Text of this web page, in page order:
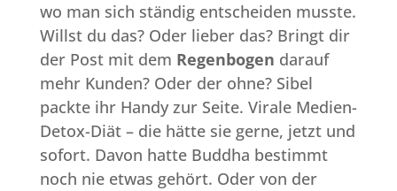
wo man sich ständig entscheiden musste.
Willst du das? Oder lieber das? Bringt dir
der Post mit dem Regenbogen darauf
mehr Kunden? Oder der ohne? Sibel
packte ihr Handy zur Seite. Virale Medien-
Detox-Diät – die hätte sie gerne, jetzt und
sofort. Davon hatte Buddha bestimmt
noch nie etwas gehört. Oder von der